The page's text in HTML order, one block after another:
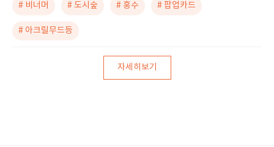
# 비너머 # 도시숲 # 홍수 # 팝업카드
# 아크릴무드등
자세히보기